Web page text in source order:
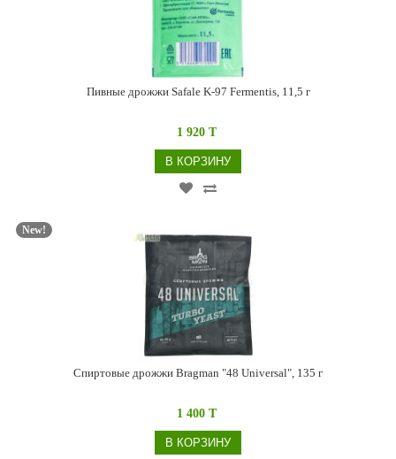
Пивные дрожжи Safale K-97 Fermentis, 11,5 г
1 920 T
В КОРЗИНУ
New!
Спиртовые дрожжи Bragman "48 Universal", 135 г
1 400 T
В КОРЗИНУ